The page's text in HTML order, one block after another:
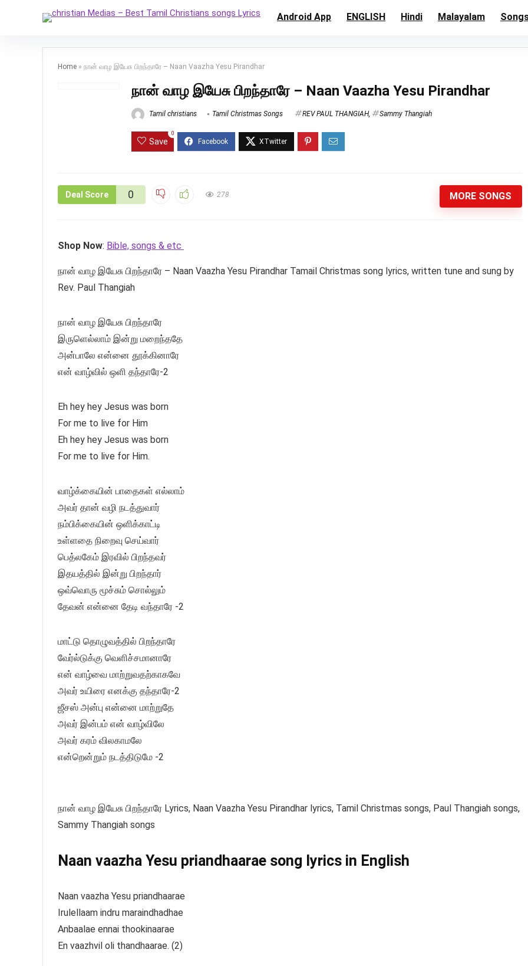
Android App ENGLISH Hindi Malayalam
Home » நான் வாழ இயேசு பிறந்தாரே – Naan Vaazha Yesu Pirandhar
நான் வாழ இயேசு பிறந்தாரே – Naan Vaazha Yesu Pirandhar
Tamil christians Tamil Christmas Songs REV PAUL THANGIAH, Sammy Thangiah
Save
0
Deal Score 0 278 MORE SONGS
Shop Now: Bible, songs & etc
நான் வாழ இயேசு பிறந்தாரே – Naan Vaazha Yesu Pirandhar Tamail Christmas song lyrics, written tune and sung by
Rev. Paul Thangiah
நான் வாழ இயேசு பிறந்தாரே
இருளெல்லாம் இன்று மறைந்ததே
அன்பாலே என்னை தூக்கினாரே
என் வாழ்வில் ஒளி தந்தாரே-2
Eh hey hey Jesus was born
For me to live for Him
Eh hey hey Jesus was born
For me to live for Him.
வாழ்க்கையின் பாதைகள் எல்லாம்
அவர் தான் வழி நடத்துவார்
நம்பிக்கையின் ஒளிக்காட்டி
உள்ளதை நிறைவு செய்வார்
பெத்லகேம் இரவில் பிறந்தவர்
இதயத்தில் இன்று பிறந்தார்
ஒவ்வொரு மூச்சும் சொல்லும்
தேவன் என்னை தேடி வந்தாரே -2
மாட்டு தொழுவத்தில் பிறந்தாரே
வேர்ல்டுக்கு வெளிச்சமானாரே
என் வாழ்வை மாற்றுவதற்காகவே
அவர் உயிரை எனக்கு தந்தாரே-2
ஜீசஸ் அன்பு என்னை மாற்றுதே
அவர் இன்பம் என் வாழ்விலே
அவர் கரம் விலகாமலே
என்றென்றும் நடத்திடுமே -2
நான் வாழ இயேசு பிறந்தாரே Lyrics, Naan Vaazha Yesu Pirandhar lyrics, Tamil Christmas songs, Paul Thangiah songs,
Sammy Thangiah songs
Naan vaazha Yesu priandhaarae song lyrics in English
Naan vaazha Yesu priandhaarae
Irulellaam indru maraindhadhae
Anbaalae ennai thookinaarae
En vaazhvil oli thandhaarae. (2)